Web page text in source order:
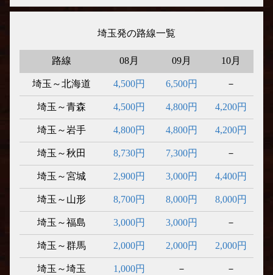
埼玉発の路線一覧
路線 08月 09月 10月
埼玉～北海道 4,500円 6,500円 －
埼玉～青森 4,500円 4,800円 4,200円
埼玉～岩手 4,800円 4,800円 4,200円
埼玉～秋田 8,730円 7,300円 －
埼玉～宮城 2,900円 3,000円 4,400円
埼玉～山形 8,700円 8,000円 8,000円
埼玉～福島 3,000円 3,000円 －
埼玉～群馬 2,000円 2,000円 2,000円
埼玉～埼玉 1,000円 － －